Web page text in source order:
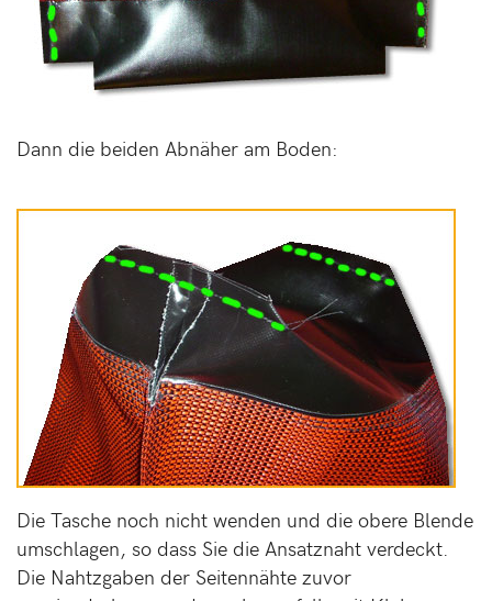
Dann die beiden Abnäher am Boden:
Die Tasche noch nicht wenden und die obere Blende
umschlagen, so dass Sie die Ansatznaht verdeckt.
Die Nahtzgaben der Seitennähte zuvor